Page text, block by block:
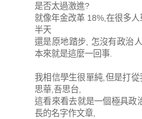
是否太過激進?
就像年金改革 18%,在很多
半天
還是原地踏步, 怎沒有政治
本來就是這麼一回事.
我相信學生很單純,但是打
思華,吾思台,
這看來看去就是一個極具政
長的名字作文章,